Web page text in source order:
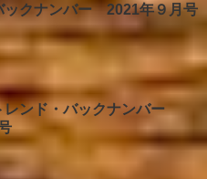
ックナンバー 2021年９月号
レンド・バックナンバー